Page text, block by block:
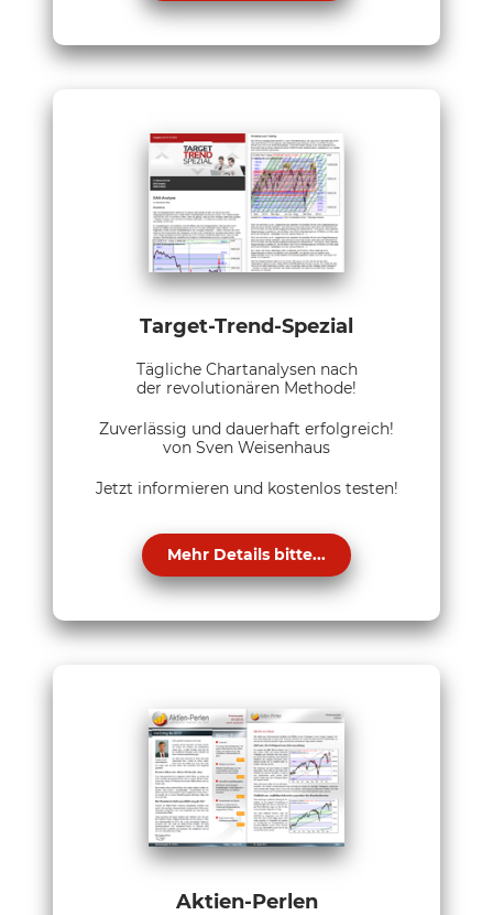
Target-Trend-Spezial
Tägliche Chartanalysen nach
der revolutionären Methode!
Zuverlässig und dauerhaft erfolgreich!
von Sven Weisenhaus
Jetzt informieren und kostenlos testen!
Mehr Details bitte...
Aktien-Perlen